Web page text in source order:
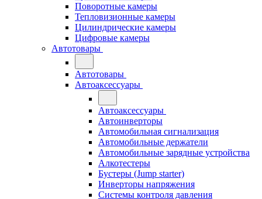
Поворотные камеры
Тепловизионные камеры
Цилиндрические камеры
Цифровые камеры
Автотовары
Автотовары
Автоаксессуары
Автоаксессуары
Автоинверторы
Автомобильная сигнализация
Автомобильные держатели
Автомобильные зарядные устройства
Алкотестеры
Бустеры (Jump starter)
Инверторы напряжения
Системы контроля давления